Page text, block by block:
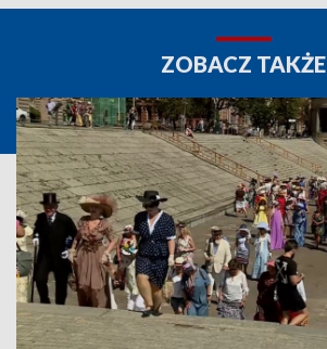
ZOBACZ TAKŻE